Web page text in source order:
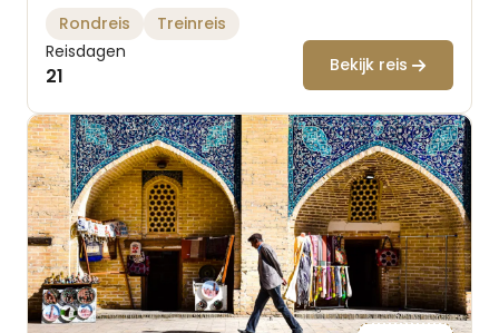
Rondreis
Treinreis
Reisdagen
21 Bekijk reis